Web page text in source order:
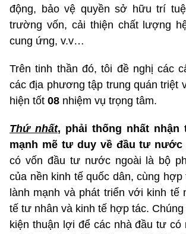
động, bảo vệ quyền sở hữu trí
trường vốn, cải thiện chất lượng
cung ứng, v.v…
Trên tinh thần đó, tôi đề nghị các
các địa phương tập trung quán triệt
hiện tốt 08 nhiệm vụ trọng tâm.
Thứ nhất, phải thống nhất nhận
mạnh mẽ tư duy về đầu tư nước
có vốn đầu tư nước ngoài là bộ
của nền kinh tế quốc dân, cùng hợp
lành mạnh và phát triển với kinh tế
tế tư nhân và kinh tế hợp tác.
kiện thuận lợi để các nhà đầu tư có